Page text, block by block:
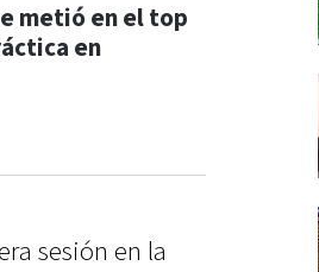
metió en el top
en
sesión en la